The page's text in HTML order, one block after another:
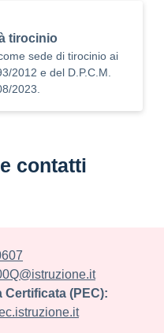
tirocinio
sede di tirocinio ai
2012 e del D.P.C.M.
2023.
contatti
Certificata (PEC):